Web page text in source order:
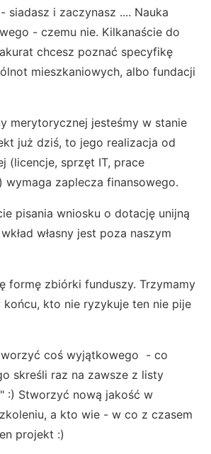
siadasz i zaczynasz .... Nauka
- czemu nie. Kilkanaście do
chcesz poznać specyfikę
mieszkaniowych, albo fundacji
merytorycznej jesteśmy w stanie
już dziś, to jego realizacja od
(licencje, sprzęt IT, prace
wymaga zaplecza finansowego.
pisania wniosku o dotację unijną
własny jest poza naszym
formę zbiórki funduszy. Trzymamy
kto nie ryzykuje ten nie pije
coś wyjątkowego - co
skreśli raz na zawsze z listy
:) Stworzyć nową jakość w
a kto wie - w co z czasem
projekt :)